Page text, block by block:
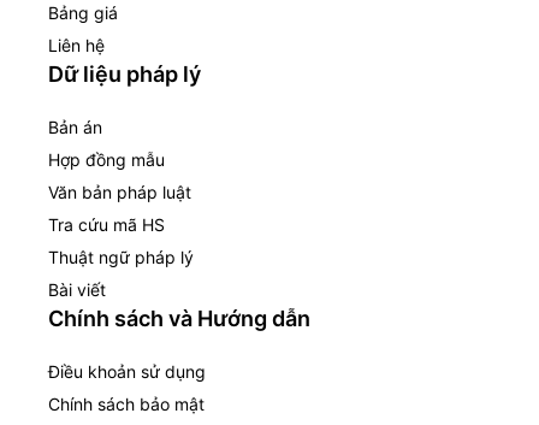
Bảng giá
Liên hệ
Dữ liệu pháp lý
Bản án
Hợp đồng mẫu
Văn bản pháp luật
Tra cứu mã HS
Thuật ngữ pháp lý
Bài viết
Chính sách và Hướng dẫn
Điều khoản sử dụng
Chính sách bảo mật